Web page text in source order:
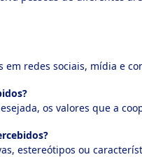
redes sociais, mídia e
os valores que a
estereótipos ou